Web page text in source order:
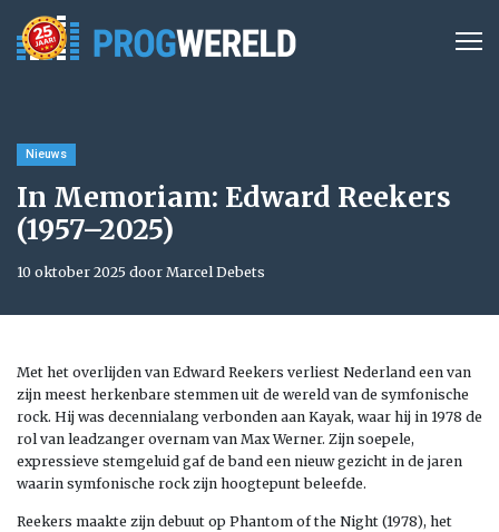
Nieuws
In Memoriam: Edward Reekers
(1957–2025)
10 oktober 2025 door Marcel Debets
Met het overlijden van Edward Reekers verliest Nederland een van
zijn meest herkenbare stemmen uit de wereld van de symfonische
rock. Hij was decennialang verbonden aan Kayak, waar hij in 1978 de
rol van leadzanger overnam van Max Werner. Zijn soepele,
expressieve stemgeluid gaf de band een nieuw gezicht in de jaren
waarin symfonische rock zijn hoogtepunt beleefde.
Reekers maakte zijn debuut op Phantom of the Night (1978), het